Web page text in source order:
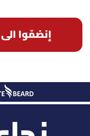
إنضمّوا